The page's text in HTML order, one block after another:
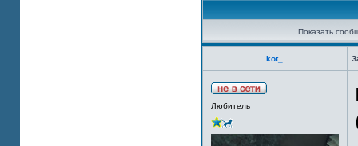
Показать
kot_
Любитель